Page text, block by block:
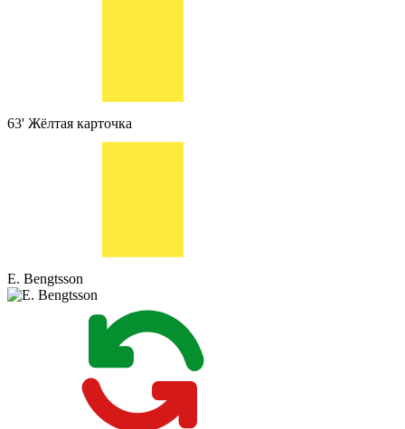
63' Жёлтая карточка
E. Bengtsson